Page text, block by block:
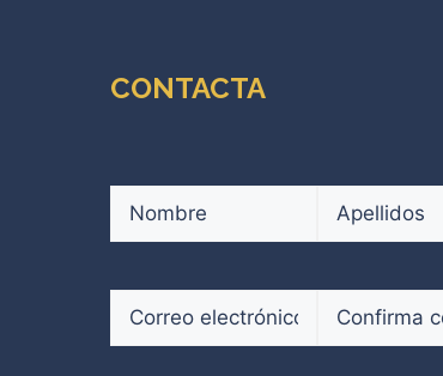
CONTACTA
Nombre
Correo
electrónico
(Obligatorio)